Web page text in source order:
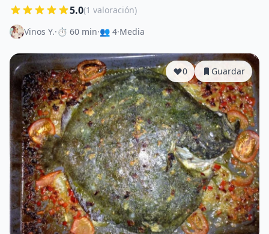
5.0(1 valoración)
Vinos Y.·⏱ 60 min·👥 4·Media
0 Guardar